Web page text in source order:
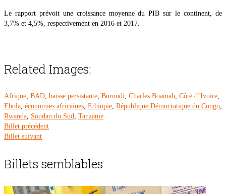
Le rapport prévoit une croissance moyenne du PIB sur le continent, de
3,7% et 4,5%, respectivement en 2016 et 2017.
Related Images:
Afrique, BAD, baisse persistante, Burundi, Charles Boamah, Côte d’Ivoire,
Ebola, économies africaines, Ethiopie, République Démocratique du Congo,
Rwanda, Soudan du Sud, Tanzanie
Billet précédent
Billet suivant
Billets semblables